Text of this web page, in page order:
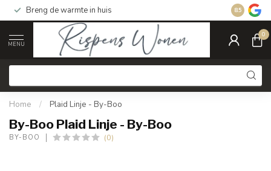
Breng de warmte in huis Gratis
8.5
MENU
0
Home / Plaid Linje - By-Boo
By-Boo Plaid Linje - By-Boo
BY-BOO (0)